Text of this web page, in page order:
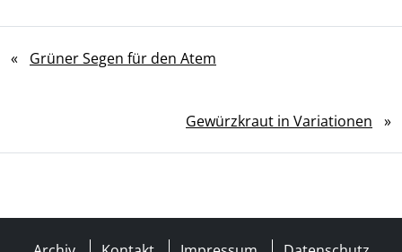
« Grüner Segen für den Atem
Gewürzkraut in Variationen »